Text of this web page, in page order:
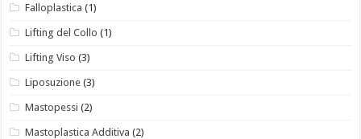
Falloplastica (1)
Lifting del Collo (1)
Lifting Viso (3)
Liposuzione (3)
Mastopessi (2)
Mastoplastica Additiva (2)